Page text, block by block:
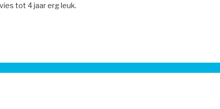
tot 4 jaar erg leuk.